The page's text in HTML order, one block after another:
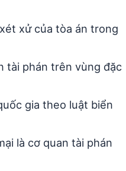
xử của tòa án trong
tài phán trên vùng đặc
gia theo luật biển
là cơ quan tài phán